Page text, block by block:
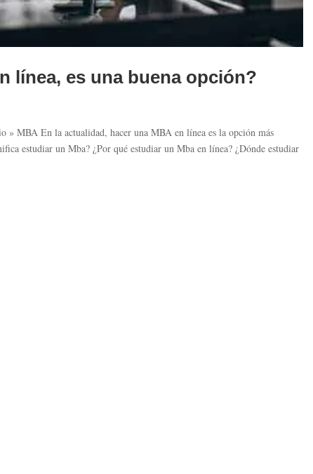
línea, es una buena opción?
» MBA En la actualidad, hacer una MBA en línea es la opción más
estudiar un Mba? ¿Por qué estudiar un Mba en línea? ¿Dónde estudiar